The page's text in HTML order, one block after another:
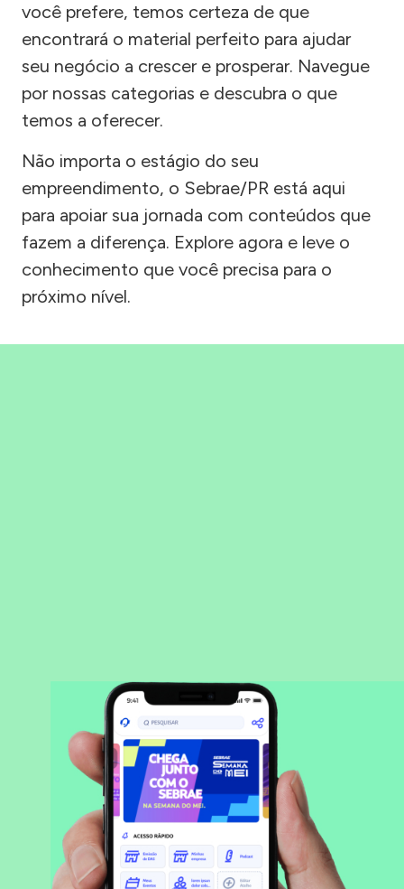
você prefere, temos certeza de que
encontrará o material perfeito para ajudar
seu negócio a crescer e prosperar. Navegue
por nossas categorias e descubra o que
temos a oferecer.
Não importa o estágio do seu
empreendimento, o Sebrae/PR está aqui
para apoiar sua jornada com conteúdos que
fazem a diferença. Explore agora e leve o
conhecimento que você precisa para o
próximo nível.